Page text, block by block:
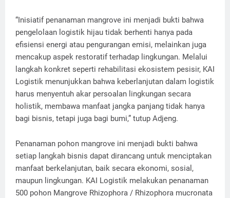
“Inisiatif penanaman mangrove ini menjadi bukti bahwa
pengelolaan logistik hijau tidak berhenti hanya pada
efisiensi energi atau pengurangan emisi, melainkan juga
mencakup aspek restoratif terhadap lingkungan. Melalui
langkah konkret seperti rehabilitasi ekosistem pesisir, KAI
Logistik menunjukkan bahwa keberlanjutan dalam logistik
harus menyentuh akar persoalan lingkungan secara
holistik, membawa manfaat jangka panjang tidak hanya
bagi bisnis, tetapi juga bagi bumi,” tutup Adjeng.
Penanaman pohon mangrove ini menjadi bukti bahwa
setiap langkah bisnis dapat dirancang untuk menciptakan
manfaat berkelanjutan, baik secara ekonomi, sosial,
maupun lingkungan. KAI Logistik melakukan penanaman
500 pohon Mangrove Rhizophora / Rhizophora mucronata